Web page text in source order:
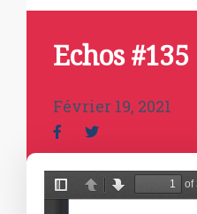
Echos #135
Février 19, 2021